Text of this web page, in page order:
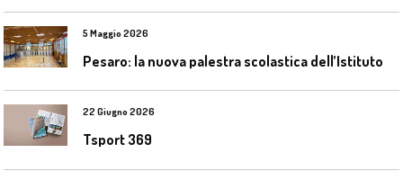
5 Maggio 2026
22 Giugno 2026
Tsport 369